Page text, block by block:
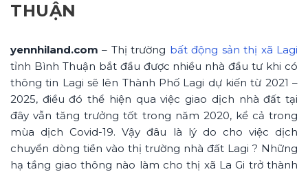
THUẬN
yennhiland.com – Thị trường bất động sản thị xã Lagi
tỉnh Bình Thuận bắt đầu được nhiều nhà đầu tư khi có
thông tin Lagi sẽ lên Thành Phố Lagi dự kiến từ 2021 –
2025, điều đó thể hiện qua việc giao dịch nhà đất tại
đây vẫn tăng trưởng tốt trong năm 2020, kể cả trong
mùa dịch Covid-19. Vậy đâu là lý do cho việc dịch
chuyển dòng tiền vào thị trường nhà đất Lagi ? Những
hạ tầng giao thông nào làm cho thị xã La Gi trở thành